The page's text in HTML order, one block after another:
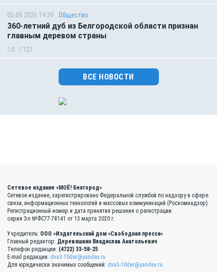
05.08.2026 14:39 Общество
360-летний дуб из Белгородской области признан
главным деревом страны
0 121
ВСЕ НОВОСТИ
Сетевое издание «МОЁ! Белгород»
Сетевое издание, зарегистрировано Федеральной службой по надзору в сфере
связи, информационных технологий и массовых коммуникаций (Роскомнадзор).
Регистрационный номер и дата принятия решения о регистрации:
серия Эл №ФС77-78141 от 13 марта 2020 г.
Учредитель: ООО «Издательский дом «Свободная пресса»
Главный редактор: Деревяшкин Владислав Анатольевич
Телефон редакции: (4722) 33-58-25
E-mail редакции: dva3-10der@yandex.ru
Для юридически значимых сообщений: dva3-10der@yandex.ru